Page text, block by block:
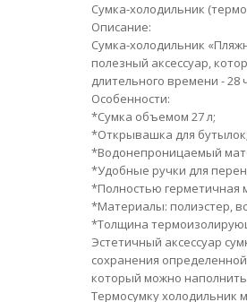
Сумка-холодильник
Описание:
Сумка-холодильник
полезный аксессуар,
длительного времени - 28
Особенности:
*Сумка объемом 27 л;
*Открывашка для бутылок;
*Водонепроницаемый
*Удобные ручки для
*Полностью герметичная
*Материалы: полиэстер,
*Толщина
Эстетичный аксессуар
сохранения
который можно
Термосумку холодильник